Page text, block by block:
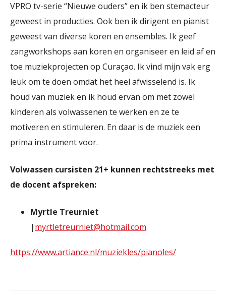
VPRO tv-serie “Nieuwe ouders” en ik ben stemacteur
geweest in producties. Ook ben ik dirigent en pianist
geweest van diverse koren en ensembles. Ik geef
zangworkshops aan koren en organiseer en leid af en
toe muziekprojecten op Curaçao. Ik vind mijn vak erg
leuk om te doen omdat het heel afwisselend is. Ik
houd van muziek en ik houd ervan om met zowel
kinderen als volwassenen te werken en ze te
motiveren en stimuleren. En daar is de muziek een
prima instrument voor.
Volwassen cursisten 21+ kunnen rechtstreeks met
de docent afspreken:
Myrtle Treurniet
|myrtletreurniet@hotmail.com
https://www.artiance.nl/muziekles/pianoles/